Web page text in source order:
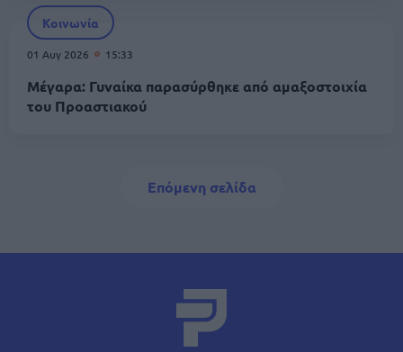
Κοινωνία
01 Αυγ 2026 15:33
Μέγαρα: Γυναίκα παρασύρθηκε από αμαξοστοιχία
του Προαστιακού
Next page
Επόμενη σελίδα